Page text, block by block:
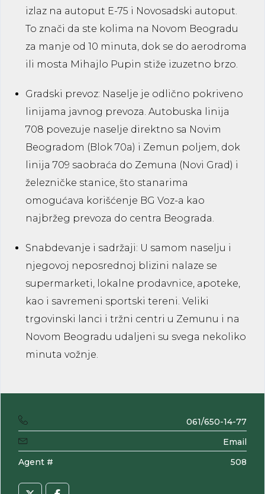
izlaz na autoput E-75 i Novosadski autoput.
To znači da ste kolima na Novom Beogradu
za manje od 10 minuta, dok se do aerodroma
ili mosta Mihajlo Pupin stiže izuzetno brzo.
Gradski prevoz: Naselje je odlično pokriveno
linijama javnog prevoza. Autobuska linija
708 povezuje naselje direktno sa Novim
Beogradom (Blok 70a) i Zemun poljem, dok
linija 709 saobraća do Zemuna (Novi Grad) i
železničke stanice, što stanarima
omogućava korišćenje BG Voz-a kao
najbržeg prevoza do centra Beograda.
Snabdevanje i sadržaji: U samom naselju i
njegovoj neposrednoj blizini nalaze se
supermarketi, lokalne prodavnice, apoteke,
kao i savremeni sportski tereni. Veliki
trgovinski lanci i tržni centri u Zemunu i na
Novom Beogradu udaljeni su svega nekoliko
minuta vožnje.
061/650-14-77
Email
Agent #
508